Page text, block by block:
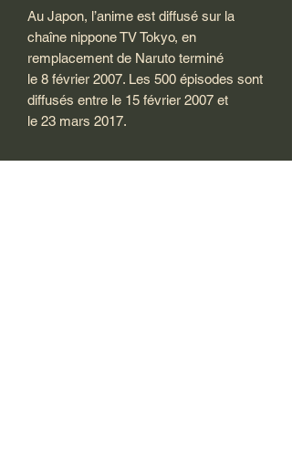
Au Japon, l’anime est diffusé sur la
chaîne nippone TV Tokyo, en
remplacement de Naruto terminé
le 8 février 2007. Les 500 épisodes sont
diffusés entre le 15 février 2007 et
le 23 mars 2017.